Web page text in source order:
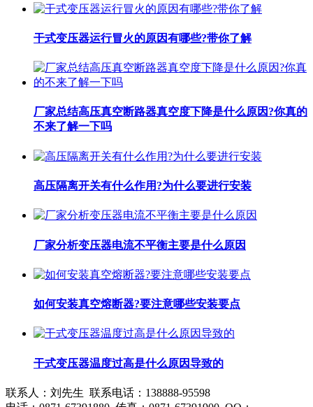
干式变压器运行冒火的原因有哪些?带你了解
厂家总结高压真空断路器真空度下降是什么原因?你真的
不来了解一下吗
高压隔离开关有什么作用?为什么要进行安装
厂家分析变压器电流不平衡主要是什么原因
如何安装真空熔断器?要注意哪些安装要点
干式变压器温度过高是什么原因导致的
联系人：刘先生 联系电话：138888-95598